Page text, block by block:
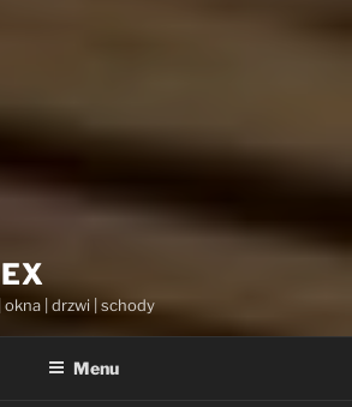
| drzwi | schody
Menu